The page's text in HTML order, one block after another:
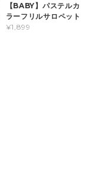
【BABY】パステルカ
ラーフリルサロペット
¥1,899